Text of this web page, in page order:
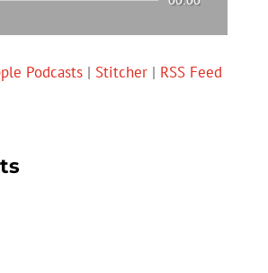
Podcasts| Stitcher| RSS Feed